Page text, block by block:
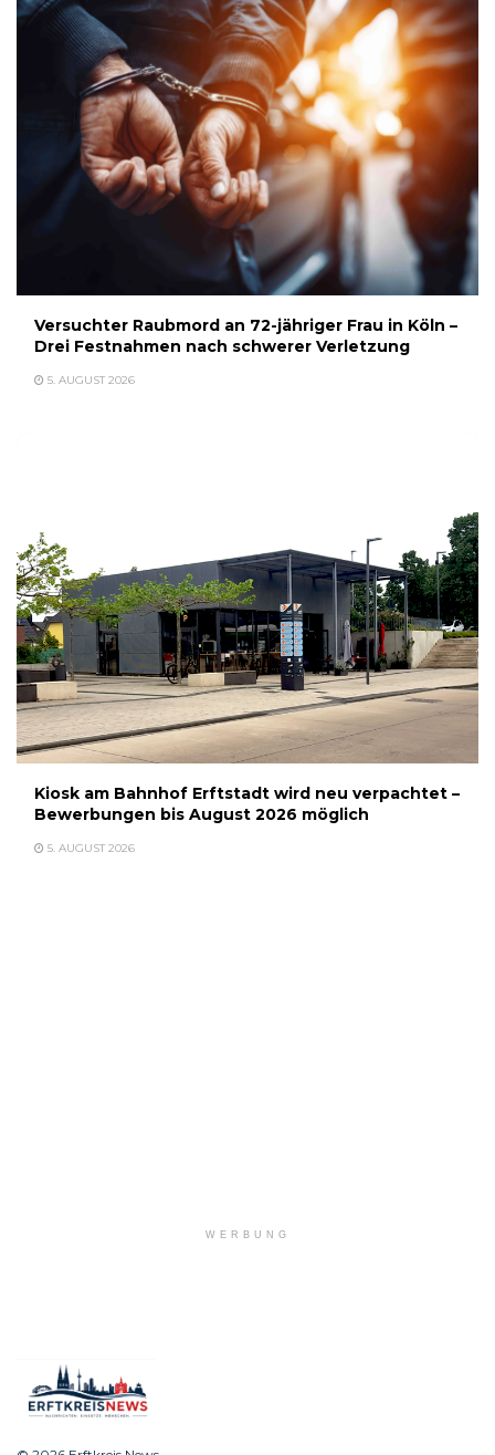
Versuchter Raubmord an 72-jähriger Frau in Köln –
Drei Festnahmen nach schwerer Verletzung
5. AUGUST 2026
Kiosk am Bahnhof Erftstadt wird neu verpachtet –
Bewerbungen bis August 2026 möglich
5. AUGUST 2026
WERBUNG